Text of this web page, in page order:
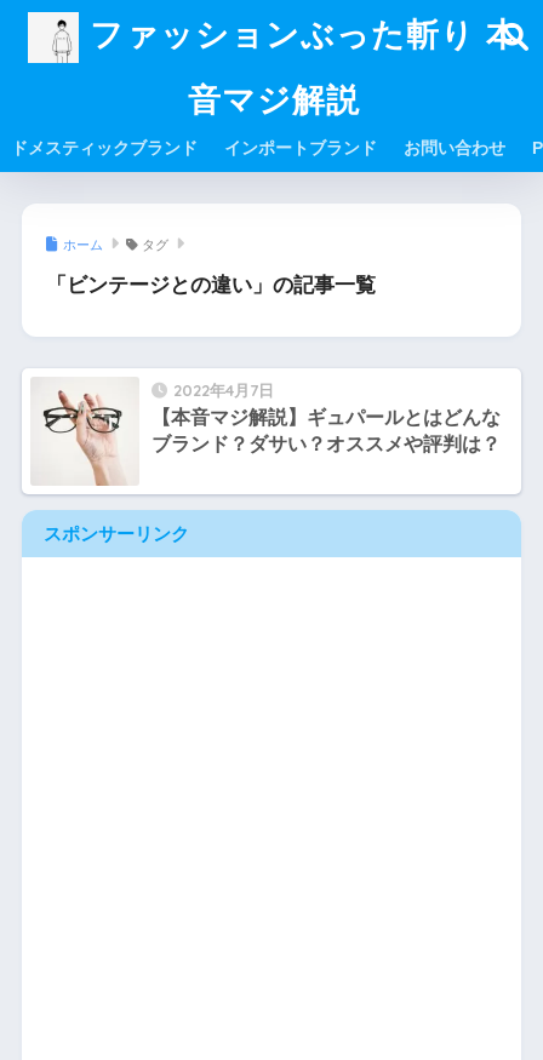
ファッションぶった斬り 本
音マジ解説
ドメスティックブランド インポートブランド お問い合わせ
ホーム タグ
「ビンテージとの違い」の記事一覧
2022年4月7日
【本音マジ解説】ギュパールとはどんな
ブランド？ダサい？オススメや評判は？
スポンサーリンク